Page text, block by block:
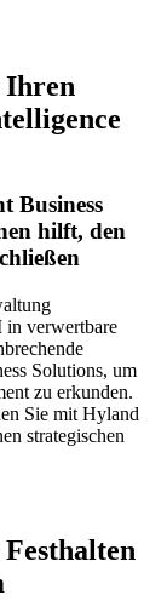
Ihren
Business
hilft, den
in verwertbare
Solutions, um
zu erkunden.
Sie mit Hyland
strategischen